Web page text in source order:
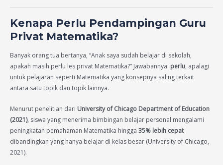
Kenapa Perlu Pendampingan Guru
Privat Matematika?
Banyak orang tua bertanya, “Anak saya sudah belajar di sekolah,
apakah masih perlu les privat Matematika?” Jawabannya: perlu, apalagi
untuk pelajaran seperti Matematika yang konsepnya saling terkait
antara satu topik dan topik lainnya.
Menurut penelitian dari University of Chicago Department of Education
(2021), siswa yang menerima bimbingan belajar personal mengalami
peningkatan pemahaman Matematika hingga 35% lebih cepat
dibandingkan yang hanya belajar di kelas besar (University of Chicago,
2021).